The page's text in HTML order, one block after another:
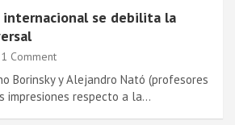
internacional se debilita la
1 Comment
Borinsky y Alejandro Nató (profesores
impresiones respecto a la…